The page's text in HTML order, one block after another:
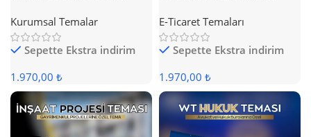
Kurumsal Temalar
Sepette Ekstra indirim
1.970,00 ₺
E-Ticaret Temaları
Sepette Ekstra indirim
1.970,00 ₺